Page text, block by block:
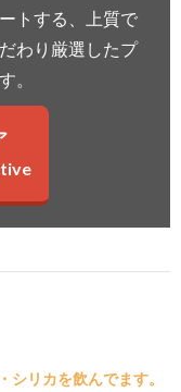
トする、上質で
わり厳選したプ
。
シリカを飲んでます。